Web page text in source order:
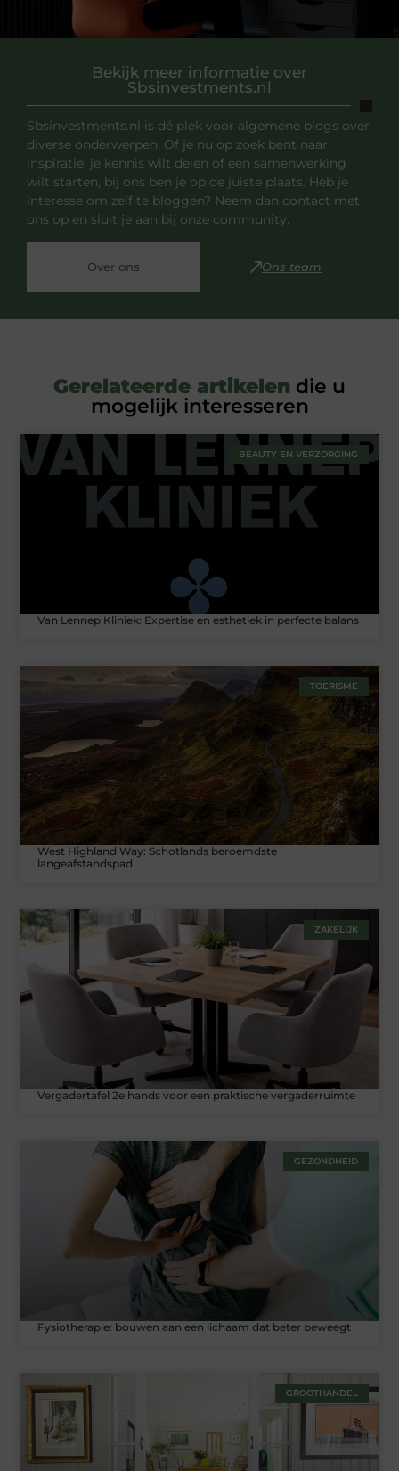
Bekijk meer informatie over
Sbsinvestments.nl
Sbsinvestments.nl is dé plek voor algemene blogs over
diverse onderwerpen. Of je nu op zoek bent naar
inspiratie, je kennis wilt delen of een samenwerking
wilt starten, bij ons ben je op de juiste plaats. Heb je
interesse om zelf te bloggen? Neem dan contact met
ons op en sluit je aan bij onze community.
Over ons Ons team
Gerelateerde artikelen die u
mogelijk interesseren
BEAUTY EN VERZORGING
Van Lennep Kliniek: Expertise en esthetiek in perfecte balans
TOERISME
West Highland Way: Schotlands beroemdste
langeafstandspad
ZAKELIJK
Vergadertafel 2e hands voor een praktische vergaderruimte
GEZONDHEID
Fysiotherapie: bouwen aan een lichaam dat beter beweegt
GROOTHANDEL